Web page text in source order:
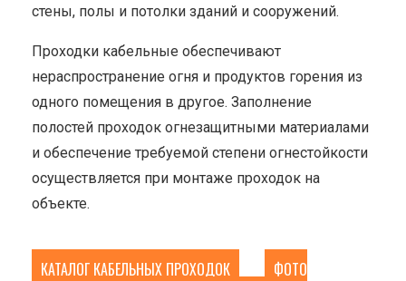
стены, полы и потолки зданий и сооружений.
Проходки кабельные обеспечивают
нераспространение огня и продуктов горения из
одного помещения в другое. Заполнение
полостей проходок огнезащитными материалами
и обеспечение требуемой степени огнестойкости
осуществляется при монтаже проходок на
объекте.
КАТАЛОГ КАБЕЛЬНЫХ ПРОХОДОК
ФОТО